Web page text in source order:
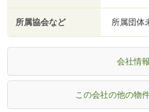
所属協会など 所属団体
会社情報
この会社の他の物